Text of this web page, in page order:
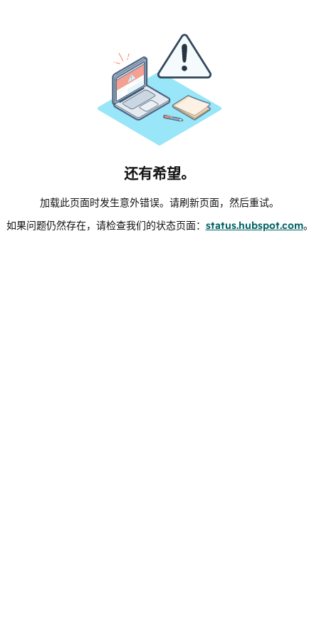
还有希望。
加载此页面时发生意外错误。请刷新页面，然后重试。
如果问题仍然存在，请检查我们的状态页面： status.hubspot.com。